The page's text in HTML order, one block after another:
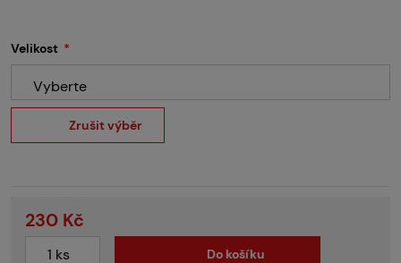
Velikost
Vyberte
Zrušit výběr
230 Kč
Do košíku